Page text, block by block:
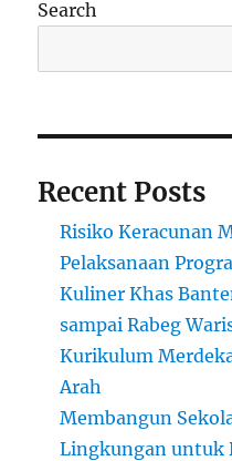
Search
Recent Posts
Risiko Keracunan
Pelaksanaan
Kuliner Khas
sampai Rabeg
Kurikulum
Arah
Membangun
Lingkungan untuk